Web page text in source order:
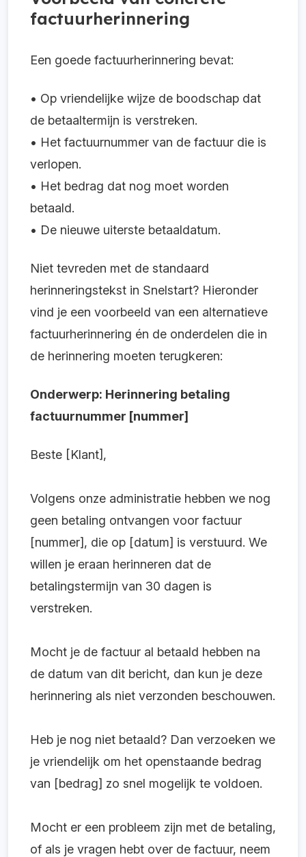
factuurherinnering
Een goede factuurherinnering bevat:
• Op vriendelijke wijze de boodschap dat
de betaaltermijn is verstreken.
• Het factuurnummer van de factuur die is
verlopen.
• Het bedrag dat nog moet worden
betaald.
• De nieuwe uiterste betaaldatum.
Niet tevreden met de standaard
herinneringstekst in Snelstart? Hieronder
vind je een voorbeeld van een alternatieve
factuurherinnering én de onderdelen die in
de herinnering moeten terugkeren:
Onderwerp: Herinnering betaling
factuurnummer [nummer]
Beste [Klant],
Volgens onze administratie hebben we nog
geen betaling ontvangen voor factuur
[nummer], die op [datum] is verstuurd. We
willen je eraan herinneren dat de
betalingstermijn van 30 dagen is
verstreken.
Mocht je de factuur al betaald hebben na
de datum van dit bericht, dan kun je deze
herinnering als niet verzonden beschouwen.
Heb je nog niet betaald? Dan verzoeken we
je vriendelijk om het openstaande bedrag
van [bedrag] zo snel mogelijk te voldoen.
Mocht er een probleem zijn met de betaling,
of als je vragen hebt over de factuur, neem